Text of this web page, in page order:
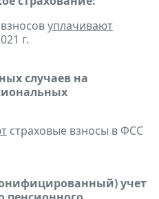
уплачивают
г.
случаев на
страховые взносы в ФСС
учет